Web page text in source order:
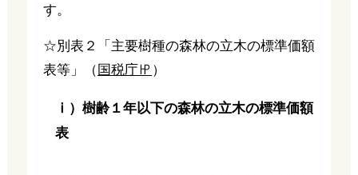
す。
☆別表２「主要樹種の森林の立木の標準価額
表等」（ 国税庁㏋ ）
ⅰ）樹齢１年以下の森林の立木の標準価額
表